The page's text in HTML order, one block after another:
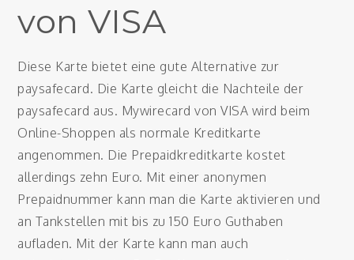
von VISA
Diese Karte bietet eine gute Alternative zur
paysafecard. Die Karte gleicht die Nachteile der
paysafecard aus. Mywirecard von VISA wird beim
Online-Shoppen als normale Kreditkarte
angenommen. Die Prepaidkreditkarte kostet
allerdings zehn Euro. Mit einer anonymen
Prepaidnummer kann man die Karte aktivieren und
an Tankstellen mit bis zu 150 Euro Guthaben
aufladen. Mit der Karte kann man auch